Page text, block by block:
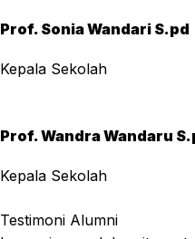
Prof. Sonia Wandari S.pd
Kepala Sekolah
Prof. Wandra Wandaru
Kepala Sekolah
Testimoni Alumni